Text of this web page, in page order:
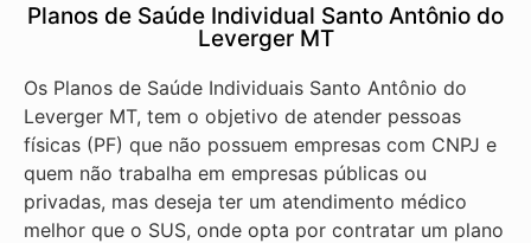
Planos de Saúde Individual Santo Antônio do
Leverger MT
Os Planos de Saúde Individuais Santo Antônio do
Leverger MT, tem o objetivo de atender pessoas
físicas (PF) que não possuem empresas com CNPJ e
quem não trabalha em empresas públicas ou
privadas, mas deseja ter um atendimento médico
melhor que o SUS, onde opta por contratar um plano